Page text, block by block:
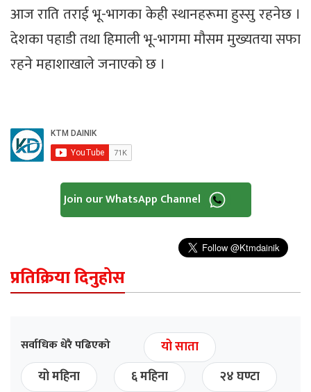
आज राति तराई भू-भागका केही स्थानहरूमा हुस्सु रहनेछ ।
देशका पहाडी तथा हिमाली भू-भागमा मौसम मुख्यतया सफा
रहने महाशाखाले जनाएको छ ।
Join our WhatsApp Channel
प्रतिक्रिया दिनुहोस
सर्वाधिक धेरै पढिएको
यो साता
यो महिना
६ महिना २४ घण्टा